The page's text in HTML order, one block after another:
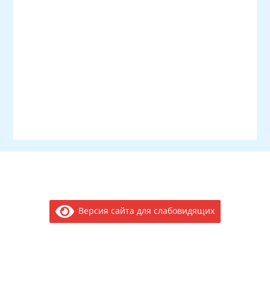
Версия сайта для слабовидящих